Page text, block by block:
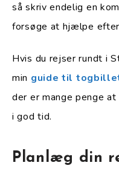
så skriv endelig en
forsøge at hjælpe
Hvis du rejser rundt i
min guide til
der er mange penge
i god tid.
Planlæg din